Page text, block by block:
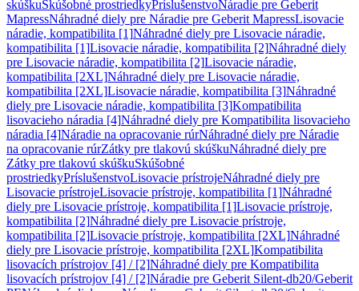
skúškuSkúšobné prostriedkyPríslušenstvoNáradie pre Geberit
MapressNáhradné diely pre Náradie pre Geberit MapressLisovacie
náradie, kompatibilita [1]Náhradné diely pre Lisovacie náradie,
kompatibilita [1]Lisovacie náradie, kompatibilita [2]Náhradné diely
pre Lisovacie náradie, kompatibilita [2]Lisovacie náradie,
kompatibilita [2XL]Náhradné diely pre Lisovacie náradie,
kompatibilita [2XL]Lisovacie náradie, kompatibilita [3]Náhradné
diely pre Lisovacie náradie, kompatibilita [3]Kompatibilita
lisovacieho náradia [4]Náhradné diely pre Kompatibilita lisovacieho
náradia [4]Náradie na opracovanie rúrNáhradné diely pre Náradie
na opracovanie rúrZátky pre tlakovú skúškuNáhradné diely pre
Zátky pre tlakovú skúškuSkúšobné
prostriedkyPríslušenstvoLisovacie prístrojeNáhradné diely pre
Lisovacie prístrojeLisovacie prístroje, kompatibilita [1]Náhradné
diely pre Lisovacie prístroje, kompatibilita [1]Lisovacie prístroje,
kompatibilita [2]Náhradné diely pre Lisovacie prístroje,
kompatibilita [2]Lisovacie prístroje, kompatibilita [2XL]Náhradné
diely pre Lisovacie prístroje, kompatibilita [2XL]Kompatibilita
lisovacích prístrojov [4] / [2]Náhradné diely pre Kompatibilita
lisovacích prístrojov [4] / [2]Náradie pre Geberit Silent-db20/Geberit